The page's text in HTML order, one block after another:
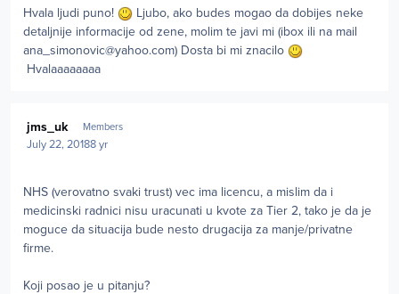
Hvala ljudi puno!
Ljubo, ako budes mogao da dobijes neke
detaljnije informacije od zene, molim te javi mi (ibox ili na mail
ana_simonovic@yahoo.com) Dosta bi mi znacilo
Hvalaaaaaaaa
jms_uk Members
July 22, 20188 yr
NHS (verovatno svaki trust) vec ima licencu, a mislim da i
medicinski radnici nisu uracunati u kvote za Tier 2, tako je da je
moguce da situacija bude nesto drugacija za manje/privatne
firme.
Koji posao je u pitanju?